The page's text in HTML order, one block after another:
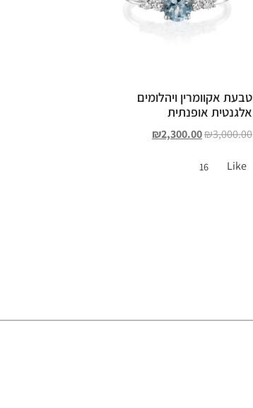
טבעת אקוומרין ויהלומים
אלגנטית אופנתית
₪3,000.00
₪2,300.00
Like
16